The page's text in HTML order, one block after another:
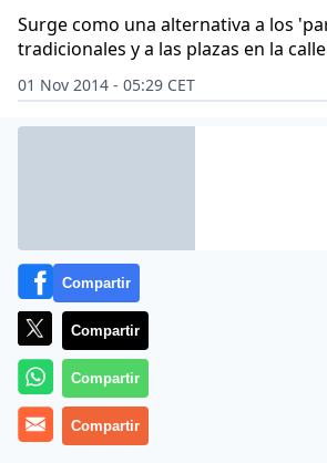
Surge como una alternativa a los
tradicionales y a las plazas en la calle
01 Nov 2014 - 05:29 CET
Archivado en: INSTITUCIONES
Compartir
Compartir
Compartir
Compartir